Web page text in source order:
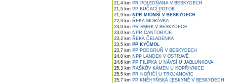
21,4 km PR POLEDŇANA V BESKYDECH
21,5 km PP BUČACÍ POTOK
21,9 km NPR MIONŠÍ V BESKYDECH
22,3 km ŘEKA MORÁVKA
23,0 km PR SMRK V BESKYDECH
23,0 km NPR ČANTORYJE
23,2 km ŘEKA ČELADENKA
23,5 km PP KYČMOL
23,7 km PP PODGRUŇ V BESKYDECH
24,0 km NPP LANDEK V OSTRAVĚ
24,6 km PP FILIPKA U NÁVSÍ U JABLUNKOVA
25,3 km RAŠKŮV KÁMEN U KOPŘIVNICE
25,5 km PR NOŘIČÍ U TROJANOVIC
25,7 km PP KNĚHYŇSKÁ JESKYNĚ V BESKYDECH